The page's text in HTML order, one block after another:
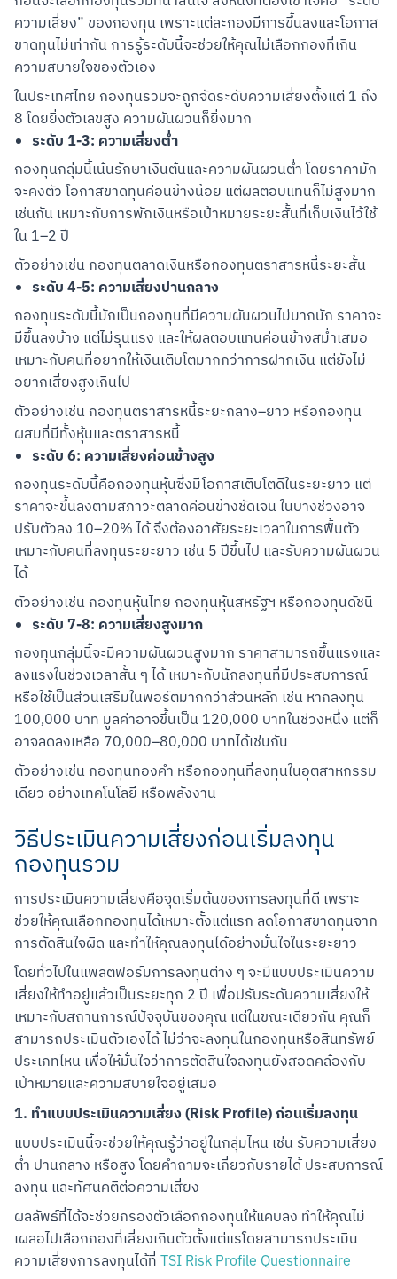
ความเสี่ยง” ของกองทุน เพราะแต่ละกองมีการขึ้นลงและโอกาส
ขาดทุนไม่เท่ากัน การรู้ระดับนี้จะช่วยให้คุณไม่เลือกกองที่เกิน
ความสบายใจของตัวเอง
ในประเทศไทย กองทุนรวมจะถูกจัดระดับความเสี่ยงตั้งแต่ 1 ถึง
8 โดยยิ่งตัวเลขสูง ความผันผวนก็ยิ่งมาก
ระดับ 1-3: ความเสี่ยงต่ำ
กองทุนกลุ่มนี้เน้นรักษาเงินต้นและความผันผวนต่ำ โดยราคามัก
จะคงตัว โอกาสขาดทุนค่อนข้างน้อย แต่ผลตอบแทนก็ไม่สูงมาก
เช่นกัน เหมาะกับการพักเงินหรือเป้าหมายระยะสั้นที่เก็บเงินไว้ใช้
ใน 1–2 ปี
ตัวอย่างเช่น กองทุนตลาดเงินหรือกองทุนตราสารหนี้ระยะสั้น
ระดับ 4-5: ความเสี่ยงปานกลาง
กองทุนระดับนี้มักเป็นกองทุนที่มีความผันผวนไม่มากนัก ราคาจะ
มีขึ้นลงบ้าง แต่ไม่รุนแรง และให้ผลตอบแทนค่อนข้างสม่ำเสมอ
เหมาะกับคนที่อยากให้เงินเติบโตมากกว่าการฝากเงิน แต่ยังไม่
อยากเสี่ยงสูงเกินไป
ตัวอย่างเช่น กองทุนตราสารหนี้ระยะกลาง–ยาว หรือกองทุน
ผสมที่มีทั้งหุ้นและตราสารหนี้
ระดับ 6: ความเสี่ยงค่อนข้างสูง
กองทุนระดับนี้คือกองทุนหุ้นซึ่งมีโอกาสเติบโตดีในระยะยาว แต่
ราคาจะขึ้นลงตามสภาวะตลาดค่อนข้างชัดเจน ในบางช่วงอาจ
ปรับตัวลง 10–20% ได้ จึงต้องอาศัยระยะเวลาในการฟื้นตัว
เหมาะกับคนที่ลงทุนระยะยาว เช่น 5 ปีขึ้นไป และรับความผันผวน
ได้
ตัวอย่างเช่น กองทุนหุ้นไทย กองทุนหุ้นสหรัฐฯ หรือกองทุนดัชนี
ระดับ 7-8: ความเสี่ยงสูงมาก
กองทุนกลุ่มนี้จะมีความผันผวนสูงมาก ราคาสามารถขึ้นแรงและ
ลงแรงในช่วงเวลาสั้น ๆ ได้ เหมาะกับนักลงทุนที่มีประสบการณ์
หรือใช้เป็นส่วนเสริมในพอร์ตมากกว่าส่วนหลัก เช่น หากลงทุน
100,000 บาท มูลค่าอาจขึ้นเป็น 120,000 บาทในช่วงหนึ่ง แต่ก็
อาจลดลงเหลือ 70,000–80,000 บาทได้เช่นกัน
ตัวอย่างเช่น กองทุนทองคำ หรือกองทุนที่ลงทุนในอุตสาหกรรม
เดียว อย่างเทคโนโลยี หรือพลังงาน
วิธีประเมินความเสี่ยงก่อนเริ่มลงทุน
กองทุนรวม
การประเมินความเสี่ยงคือจุดเริ่มต้นของการลงทุนที่ดี เพราะ
ช่วยให้คุณเลือกกองทุนได้เหมาะตั้งแต่แรก ลดโอกาสขาดทุนจาก
การตัดสินใจผิด และทำให้คุณลงทุนได้อย่างมั่นใจในระยะยาว
โดยทั่วไปในแพลตฟอร์มการลงทุนต่าง ๆ จะมีแบบประเมินความ
เสี่ยงให้ทำอยู่แล้วเป็นระยะทุก 2 ปี เพื่อปรับระดับความเสี่ยงให้
เหมาะกับสถานการณ์ปัจจุบันของคุณ แต่ในขณะเดียวกัน คุณก็
สามารถประเมินตัวเองได้ ไม่ว่าจะลงทุนในกองทุนหรือสินทรัพย์
ประเภทไหน เพื่อให้มั่นใจว่าการตัดสินใจลงทุนยังสอดคล้องกับ
เป้าหมายและความสบายใจอยู่เสมอ
1. ทำแบบประเมินความเสี่ยง (Risk Profile) ก่อนเริ่มลงทุน
แบบประเมินนี้จะช่วยให้คุณรู้ว่าอยู่ในกลุ่มไหน เช่น รับความเสี่ยง
ต่ำ ปานกลาง หรือสูง โดยคำถามจะเกี่ยวกับรายได้ ประสบการณ์
ลงทุน และทัศนคติต่อความเสี่ยง
ผลลัพธ์ที่ได้จะช่วยกรองตัวเลือกกองทุนให้แคบลง ทำให้คุณไม่
เผลอไปเลือกกองที่เสี่ยงเกินตัวตั้งแต่แรโดยสามารถประเมิน
ความเสี่ยงการลงทุนได้ที่ TSI Risk Profile Questionnaire